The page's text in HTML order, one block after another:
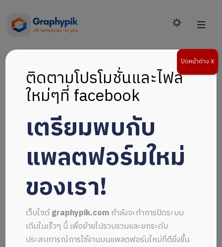
ติดตามโปรโมชั่นและไฟล์
ใหม่ๆที่ facebook
เตรียมพบกับ
แพลตฟอร์มใหม่
ของเรา!
เว็บไซต์graphypik.comกำลังจะทำการปิดระบบ
เดิมในเร็วๆ นี้ เพื่อย้ายไปรวบรวมและยกระดับ
ประสบการณ์การใช้งานบนแพลตฟอร์มใหม่ที่ดียิ่งขึ้น
ปิดหน้าต่าง X